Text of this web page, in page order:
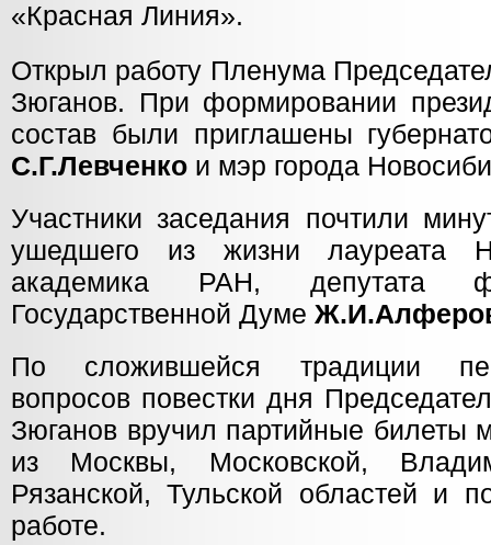
«Красная Линия».
Открыл работу Пленума
Зюганов. При формировании
состав были приглашены
С.Г.Левченко и мэр города
Участники заседания почтили
ушедшего из жизни лауреата
академика РАН,
Государственной Думе
По сложившейся традиции
вопросов повестки дня
Зюганов вручил партийные билеты
из Москвы, Московской,
Рязанской, Тульской областей и
работе.